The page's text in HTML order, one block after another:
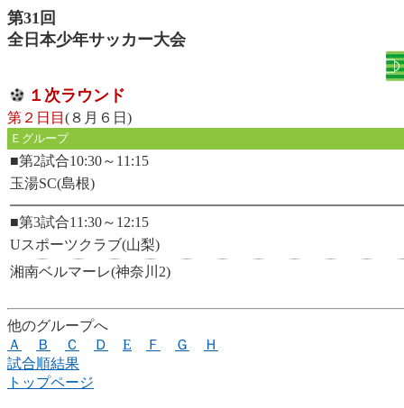
第31回
全日本少年サッカー大会
１次ラウンド
第２日目 (８月６日)
Ｅグループ
■第2試合10:30～11:15
玉湯SC(島根)
■第3試合11:30～12:15
Uスポーツクラブ(山梨)
湘南ベルマーレ(神奈川2)
他のグループへ
Ａ
Ｂ Ｃ Ｄ E Ｆ Ｇ
Ｈ
試合順結果
トップページ